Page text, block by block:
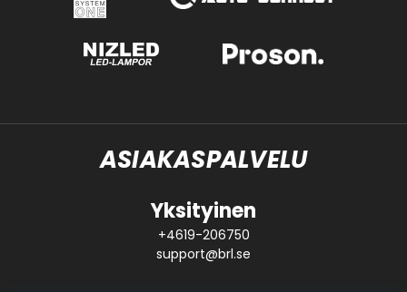
ASIAKASPALVELU
Yksityinen
+4619-206750
support@brl.se